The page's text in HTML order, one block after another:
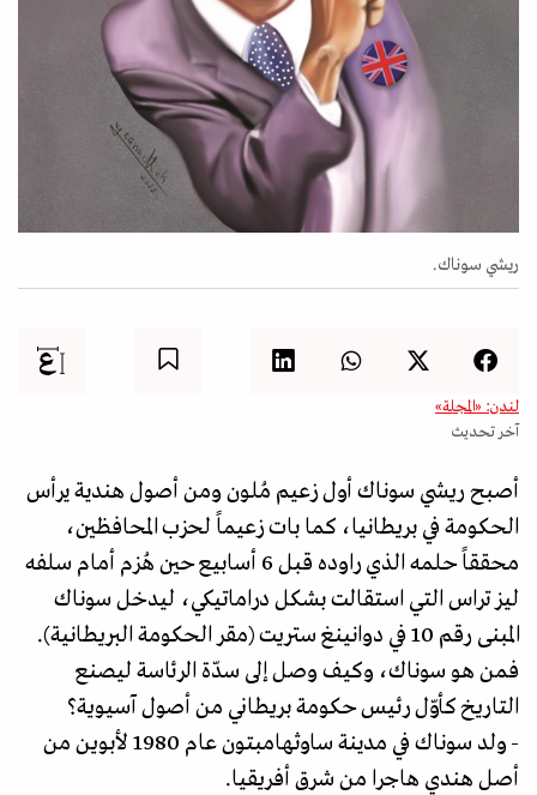
ريشي سوناك.
لندن: «المجلة»
آخر تحديث
أصبح ريشي سوناك أول زعيم مُلون ومن أصول هندية يرأس
الحكومة في بريطانيا، كما بات زعيماً لحزب المحافظين،
محققاً حلمه الذي راوده قبل 6 أسابيع حين هُزم أمام سلفه
ليز تراس التي استقالت بشكل دراماتيكي، ليدخل سوناك
المبنى رقم 10 في دوانينغ ستريت (مقر الحكومة البريطانية).
فمن هو سوناك، وكيف وصل إلى سدّة الرئاسة ليصنع
التاريخ كأوّل رئيس حكومة بريطاني من أصول آسيوية؟
- ولد سوناك في مدينة ساوثهامبتون عام 1980 لأبوين من
أصل هندي هاجرا من شرق أفريقيا.